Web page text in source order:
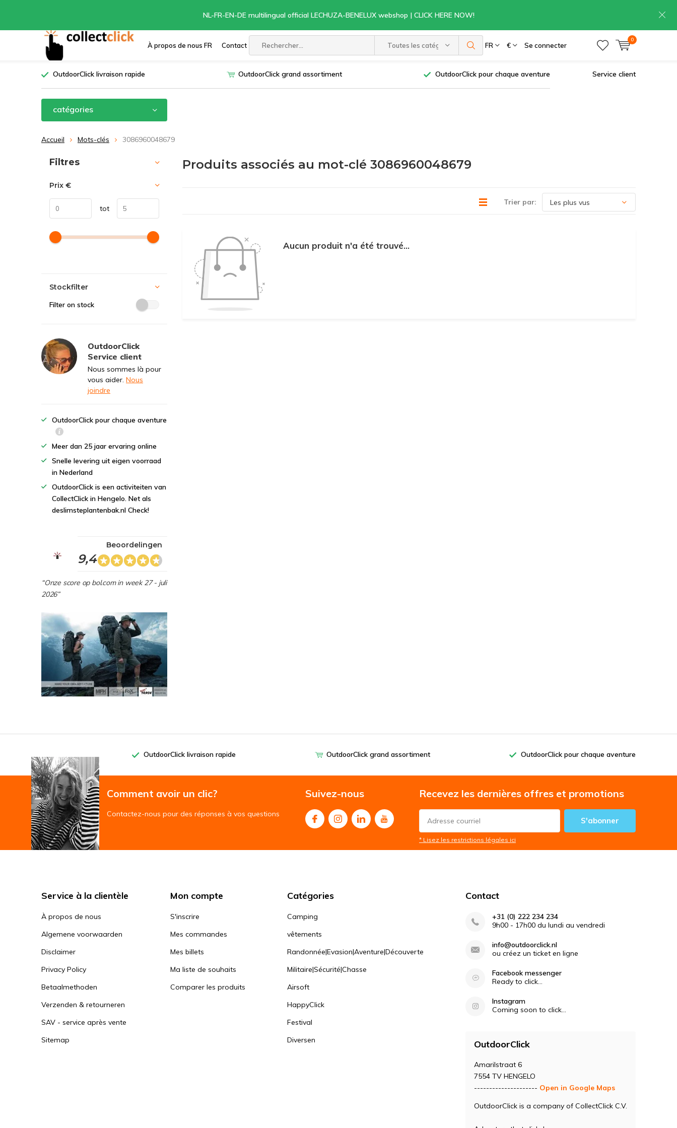
À propos de nous FR Contact Toutes les catégories FR € Se connecter
0
NL-FR-EN-DE multilingual official LECHUZA-BENELUX webshop | CLICK HERE NOW!
OutdoorClick livraison rapide OutdoorClick grand assortiment OutdoorClick pour chaque aventure Service client
catégories
Accueil Mots-clés 3086960048679
Produits associés au mot-clé 3086960048679
Trier par:
Aucun produit n'a été trouvé...
Trier par:
Filtres
Prix €
tot
Stockfilter
Filter on stock
OutdoorClick
Service client
Nous sommes là pour
vous aider. Nous
joindre
OutdoorClick pour chaque aventure
Meer dan 25 jaar ervaring online
Snelle levering uit eigen voorraad
in Nederland
OutdoorClick is een activiteiten van
CollectClick in Hengelo. Net als
deslimsteplantenbak.nl Check!
9,4
Beoordelingen
“Onze score op bol.com in week 27 - juli
2026”
OutdoorClick livraison rapide OutdoorClick grand assortiment OutdoorClick pour chaque aventure
Comment avoir un clic?
Contactez-nous pour des réponses à vos questions
Suivez-nous Recevez les dernières offres et promotions
S'abonner
* Lisez les restrictions légales ici
Service à la clientèle
À propos de nous
Algemene voorwaarden
Disclaimer
Privacy Policy
Betaalmethoden
Verzenden & retourneren
SAV - service après vente
Sitemap
Mon compte
S'inscrire
Mes commandes
Mes billets
Ma liste de souhaits
Comparer les produits
Catégories
Camping
vêtements
Randonnée|Evasion|Aventure|Découverte
Militaire|Sécurité|Chasse
Airsoft
HappyClick
Festival
Diversen
Contact
+31 (0) 222 234 234
9h00 - 17h00 du lundi au vendredi
info@outdoorclick.nl
ou créez un ticket en ligne
Facebook messenger
Ready to click...
Instagram
Coming soon to click...
OutdoorClick
Amarilstraat 6
7554 TV HENGELO
--------------------- Open in Google Maps
OutdoorClick is a company of CollectClick C.V.